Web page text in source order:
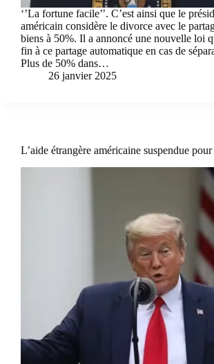
‘’La fortune facile’’. C’est ainsi que le
américain considère le divorce avec le
biens à 50%. Il a annoncé une nouvelle loi
fin à ce partage automatique en cas de
Plus de 50% dans…
26 janvier 2025
L’aide étrangère américaine suspendue